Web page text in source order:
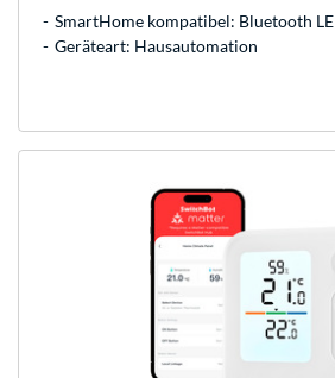
SmartHome kompatibel: Bluetooth LE
Geräteart: Hausautomation